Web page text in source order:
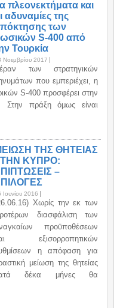
πλεονεκτήματα και
αδυναμίες της
των
S-400 από
Τουρκία
Νοεμβρίου 2017
των στρατηγικών
που εμπεριέχει, η
S-400 προσφέρει στην
Στην πράξη όμως είναι
ΤΗΣ ΘΗΤΕΙΑΣ
ΚΥΠΡΟ:
–
Ιουνίου 2016
Χωρίς την εκ των
διασφάλιση των
προϋποθέσεων
εξισορροπητικών
η απόφαση για
μείωση της θητείας
δέκα μήνες θα